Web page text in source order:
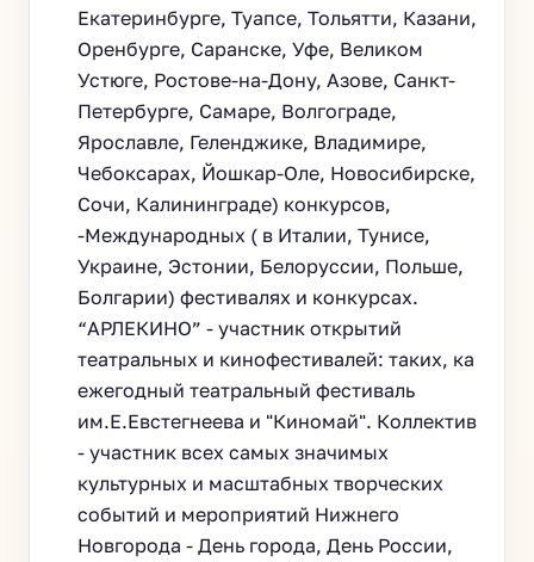
Екатеринбурге, Туапсе, Тольятти, Казани,
Оренбурге, Саранске, Уфе, Великом
Устюге, Ростове-на-Дону, Азове, Санкт-
Петербурге, Самаре, Волгограде,
Ярославле, Геленджике, Владимире,
Чебоксарах, Йошкар-Оле, Новосибирске,
Cочи, Калининграде) конкурсов,
-Международных ( в Италии, Тунисе,
Украине, Эстонии, Белоруссии, Польше,
Болгарии) фестивалях и конкурсах.
“АРЛЕКИНО” - участник открытий
театральных и кинофестивалей: таких, ка
ежегодный театральный фестиваль
им.Е.Евстегнеева и "Киномай". Коллектив
- участник всех самых значимых
культурных и масштабных творческих
событий и мероприятий Нижнего
Новгорода - День города, День России,